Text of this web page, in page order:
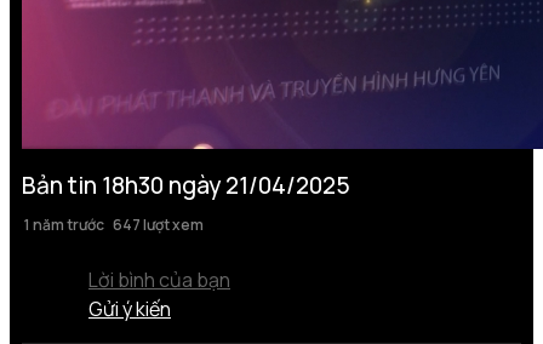
Bản tin 18h30 ngày 21/04/2025
1 năm trước 647 lượt xem
Lời bình của bạn
Gửi ý kiến